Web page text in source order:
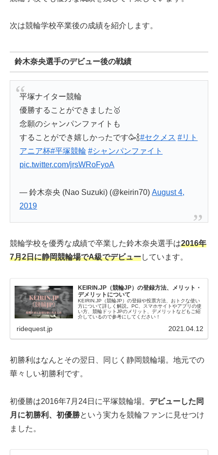
次は競輪学校卒業後の成績を紹介します。
鈴木奈央選手のデビュー後の戦績
平塚ナイター競輪
優勝することができました🥇
念願のシャンパンファイトも
することができ嬉しかったです🥳🍾#セクメス #リト
アニア杯#平塚競輪 #シャンパンファイト
pic.twitter.com/jrsWRoFyoA
— 鈴木奈央 (Nao Suzuki) (@keirin70)August 4,
2019
競輪学校を優秀な成績で卒業した鈴木奈央選手は2016年
7月2日に静岡競輪場でA級でデビューしています。
KEIRIN.JP（競輪JP）の登録方法、メリット・
デメリットについて
KEIRIN.JP（競輪JP）の登録や投票方法、おトクな使い
方について詳しく解説。PC、スマホサイトやアプリの使
い方、競輪ドットJPのメリット、デメリットなどもご紹
介しているので参考にしてください！
ridequest.jp 2021.04.12
初勝利はなんとその翌日、同じく静岡競輪場。地元での
華々しい初勝利です。
初優勝は2016年7月24日に平塚競輪場。 デビューした同
月に初勝利、初優勝という実力を競輪ファンに見せつけ
ました。